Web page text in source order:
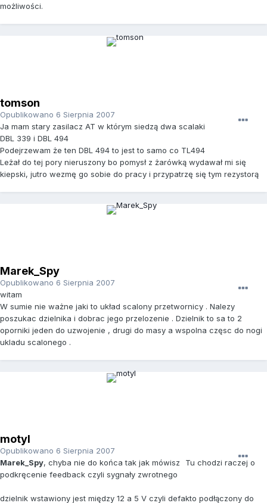
możliwości.
tomson
Opublikowano 6 Sierpnia 2007
Ja mam stary zasilacz AT w którym siedzą dwa scalaki
DBL 339 i DBL 494
Podejrzewam że ten DBL 494 to jest to samo co TL494
Leżał do tej pory nieruszony bo pomysł z żarówką wydawał mi się
kiepski, jutro wezmę go sobie do pracy i przypatrzę się tym rezystorą
Marek_Spy
Opublikowano 6 Sierpnia 2007
witam
W sumie nie ważne jaki to układ scalony przetwornicy . Nalezy
poszukac dzielnika i dobrac jego przelozenie . Dzielnik to sa to 2
oporniki jeden do uzwojenie , drugi do masy a wspolna częsc do nogi
ukladu scalonego .
motyl
Opublikowano 6 Sierpnia 2007
Marek_Spy, chyba nie do końca tak jak mówisz
Tu chodzi raczej o
podkręcenie feedback czyli sygnały zwrotnego
dzielnik wstawiony jest między 12 a 5 V czyli defakto podłączony do